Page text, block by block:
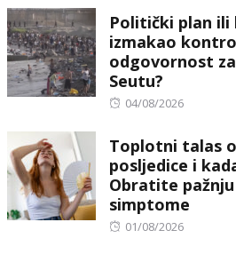
Politički plan ili
izmakao
odgovornost
Seutu?
Posted
04/08/2026
Toplotni talas
posljedice i
Obratite
simptome
Posted
01/08/2026